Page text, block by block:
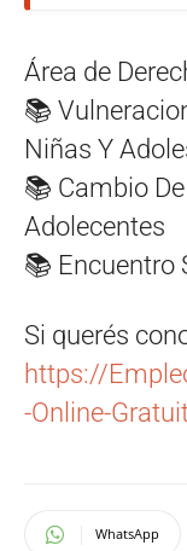
Área de
📚
Niñas Y
📚 Cambio
Adolecentes
📚 Encuentro
Si querés
https://
-Online-
WhatsApp